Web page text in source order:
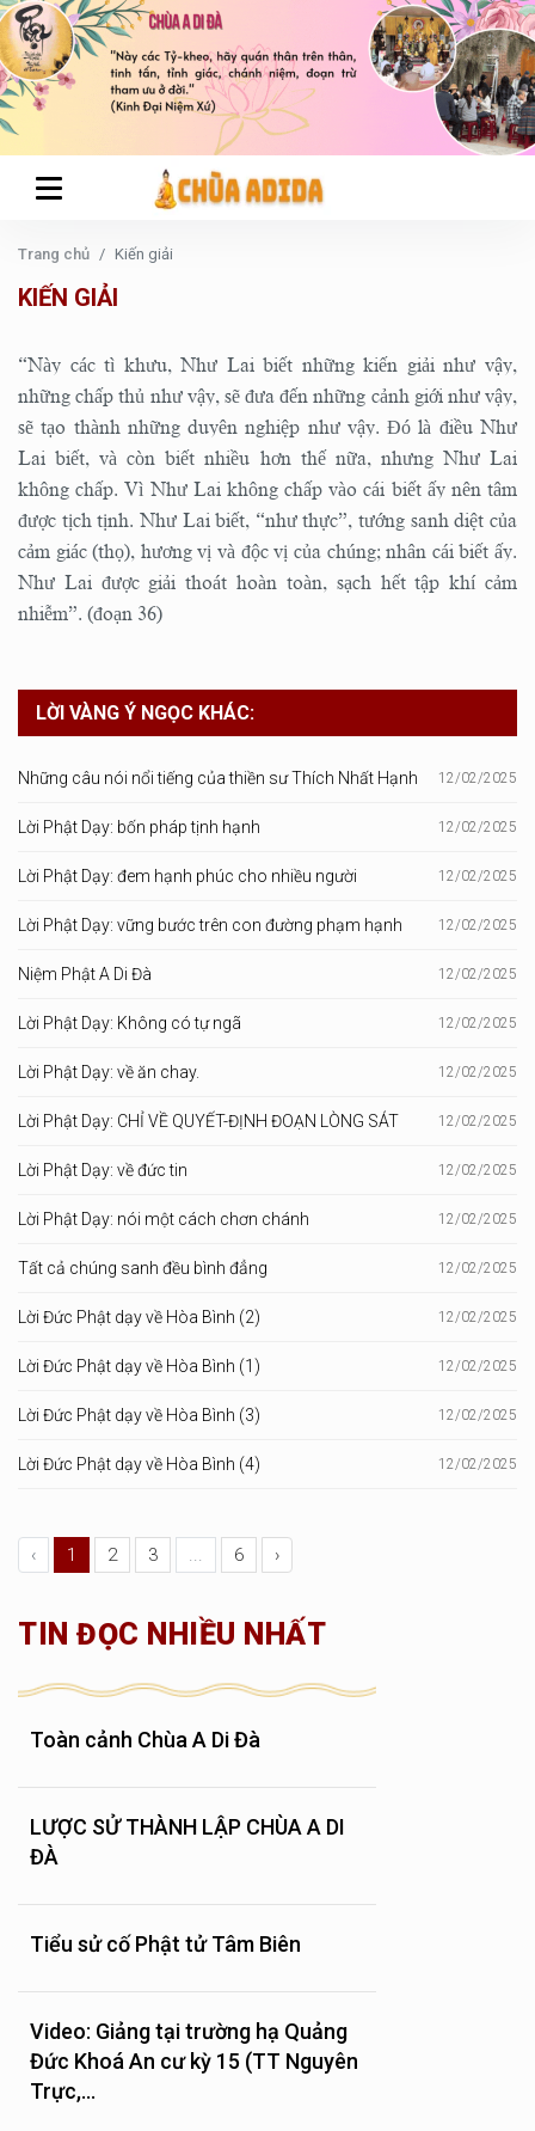
Trang chủ Kiến giải
KIẾN GIẢI
“Này các tì khưu, Như Lai biết những kiến giải như vậy,
những chấp thủ như vậy, sẽ đưa đến những cảnh giới như vậy,
sẽ tạo thành những duyên nghiệp như vậy. Đó là điều Như
Lai biết, và còn biết nhiều hơn thế nữa, nhưng Như Lai
không chấp. Vì Như Lai không chấp vào cái biết ấy nên tâm
được tịch tịnh. Như Lai biết, “như thực”, tướng sanh diệt của
cảm giác (thọ), hương vị và độc vị của chúng; nhân cái biết ấy.
Như Lai được giải thoát hoàn toàn, sạch hết tập khí cảm
nhiễm”. (đoạn 36)
LỜI VÀNG Ý NGỌC KHÁC:
Những câu nói nổi tiếng của thiền sư Thích Nhất Hạnh 12/02/2025
Lời Phật Dạy: bốn pháp tịnh hạnh 12/02/2025
Lời Phật Dạy: đem hạnh phúc cho nhiều người 12/02/2025
Lời Phật Dạy: vững bước trên con đường phạm hạnh 12/02/2025
Niệm Phật A Di Đà 12/02/2025
Lời Phật Dạy: Không có tự ngã 12/02/2025
Lời Phật Dạy: về ăn chay. 12/02/2025
Lời Phật Dạy: CHỈ VỀ QUYẾT-ĐỊNH ĐOẠN LÒNG SÁT 12/02/2025
Lời Phật Dạy: về đức tin 12/02/2025
Lời Phật Dạy: nói một cách chơn chánh 12/02/2025
Tất cả chúng sanh đều bình đẳng 12/02/2025
Lời Đức Phật dạy về Hòa Bình (2) 12/02/2025
Lời Đức Phật dạy về Hòa Bình (1) 12/02/2025
Lời Đức Phật dạy về Hòa Bình (3) 12/02/2025
Lời Đức Phật dạy về Hòa Bình (4) 12/02/2025
‹ 1 2 3 ... 6 ›
TIN ĐỌC NHIỀU NHẤT
Toàn cảnh Chùa A Di Đà
LƯỢC SỬ THÀNH LẬP CHÙA A DI
ĐÀ
Tiểu sử cố Phật tử Tâm Biên
Video: Giảng tại trường hạ Quảng
Đức Khoá An cư kỳ 15 (TT Nguyên
Trực,...